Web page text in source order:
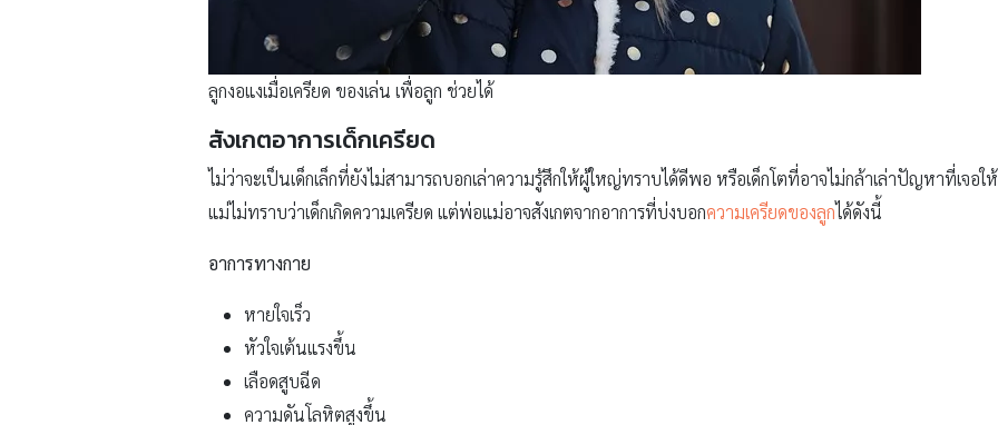
ลูกงอแงเมื่อเครียด ของเล่น เพื่อลูก ช่วยได้
สังเกตอาการเด็กเครียด
ไม่ว่าจะเป็นเด็กเล็กที่ยังไม่สามารถบอกเล่าความรู้สึกให้ผู้ใหญ่ทราบได้ดีพอ หรือเด็กโตที่อาจไม่กล้าเล่าปัญหาที่เจ
แม่ไม่ทราบว่าเด็กเกิดความเครียด แต่พ่อแม่อาจสังเกตจากอาการที่บ่งบอกความเครียดของลูกได้ดังนี้
อาการทางกาย
หายใจเร็ว
หัวใจเต้นแรงขึ้น
เลือดสูบฉีด
ความดันโลหิตสูงขึ้น